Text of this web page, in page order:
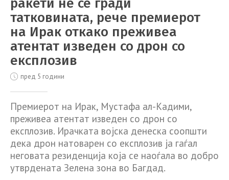
ракети не се гради
татковината, рече премиерот
на Ирак откако преживеа
атентат изведен со дрон со
експлозив
пред 5 години
Премиерот на Ирак, Мустафа ал-Кадими,
преживеа атентат изведен со дрон со
експлозив. Ирачката војска денеска соопшти
дека дрон натоварен со експлозив ја гаѓал
неговата резиденција која се наоѓала во добро
утврдената Зелена зона во Багдад.